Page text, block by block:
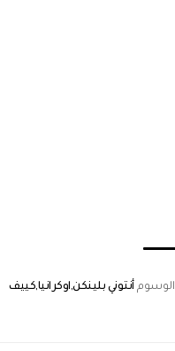
الوسوم أنتوني بلينكن اوكرانيا كييف